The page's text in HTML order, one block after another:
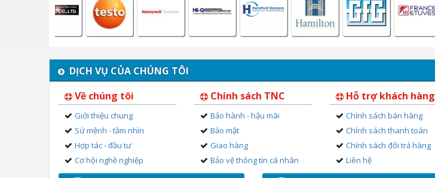
DỊCH VỤ CỦA CHÚNG TÔI
Về chúng tôi
Giới thiệu chung
Sứ mệnh - tầm nhìn
Hợp tác - đầu tư
Cơ hội nghề nghiệp
Chính sách TNC
Bảo hành - hậu mãi
Bảo mật
Giao hàng
Bảo vệ thông tin cá nhân
Hỗ trợ khách hàng
Chính sách bán hàng
Chính sách thanh toán
Chính sách đổi trả hàng
Liên hệ